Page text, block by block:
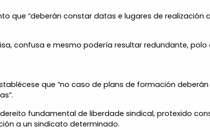
que “deberán constar datas e lugares de realización
confusa e mesmo podería resultar redundante, polo
que “no caso de plans de formación
fundamental de liberdade sindical, protexido
a un sindicato determinado.